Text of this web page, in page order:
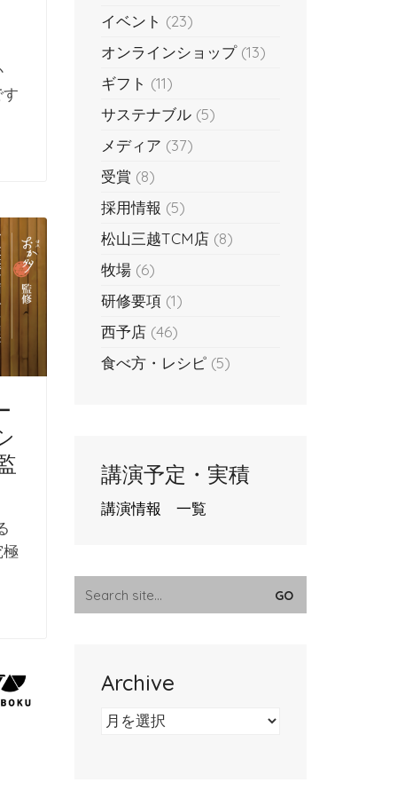
極
イベント (23)
オンラインショップ(13)
ギフト (11)
サステナブル(5)
メディア (37)
受賞 (8)
採用情報 (5)
松山三越TCM店(8)
牧場(6)
研修要項(1)
西予店(46)
食べ方・レシピ(5)
講演予定・実積
講演情報 一覧
for:
Archive
Archive